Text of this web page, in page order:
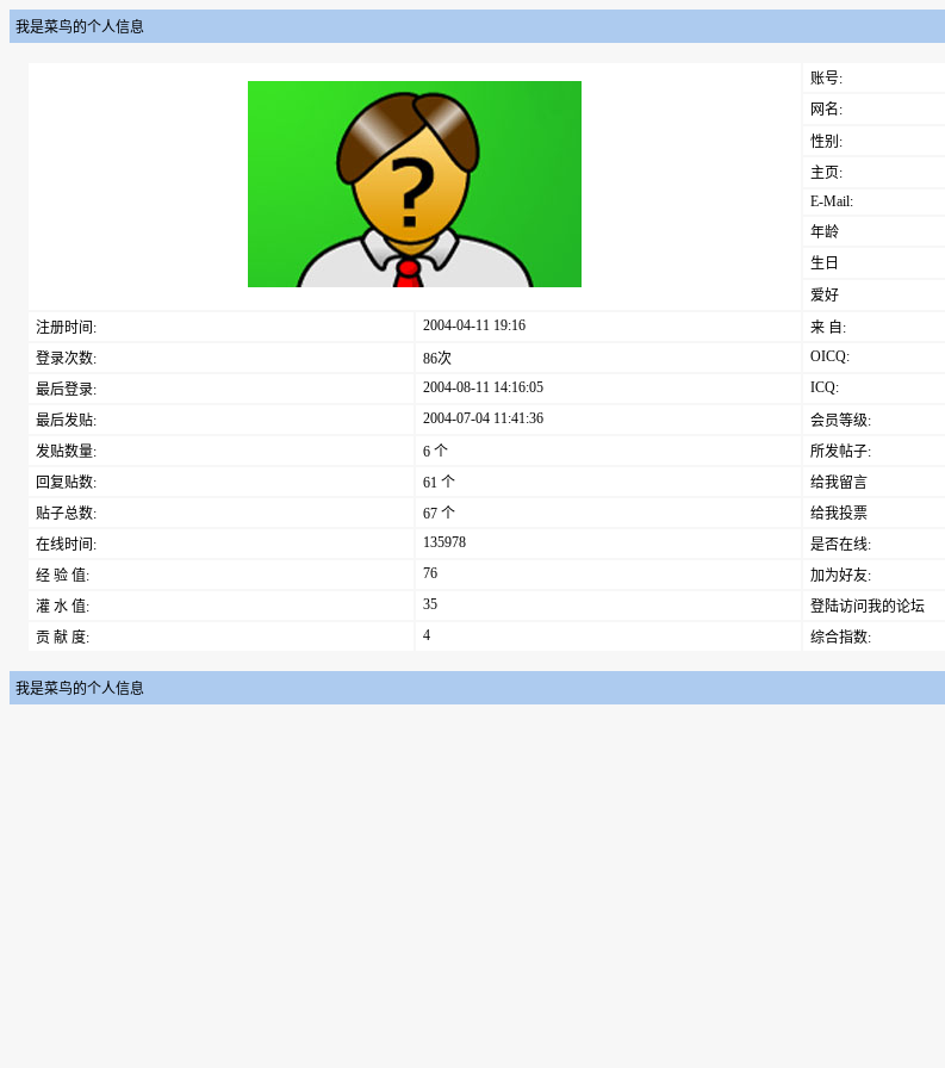
我是菜鸟的个人信息
账号:
网名:
性别:
主页:
E-Mail:
年龄
生日
爱好
注册时间:
2004-04-11 19:16
来 自:
登录次数:
86次 OICQ:
最后登录:
2004-08-11 14:16:05
ICQ:
最后发贴:
2004-07-04 11:41:36 会员等级:
发贴数量:
6 个
所发帖子:
回复贴数:
61 个 给我留言
贴子总数:
67 个
给我投票
在线时间:
135978 是否在线:
经 验 值:
76
加为好友:
灌 水 值:
35 登陆访问我的论坛
贡 献 度:
4 综合指数:
我是菜鸟的个人信息